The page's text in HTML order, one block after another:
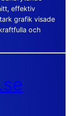
effektiv
grafik visade
och